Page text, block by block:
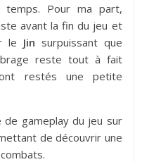
temps. Pour ma part,
avant la fin du jeu et
le Jin surpuissant que
reste tout à fait
restés une petite
de gameplay du jeu sur
de découvrir une